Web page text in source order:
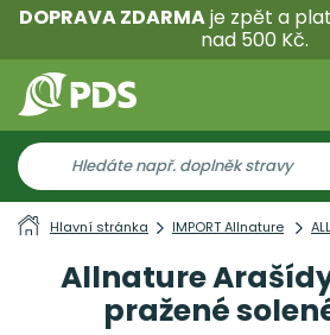
DOPRAVA ZDARMAje zpět a
nad 500 Kč.
Hlavní stránka IMPORT Allnature
Allnature
pražené